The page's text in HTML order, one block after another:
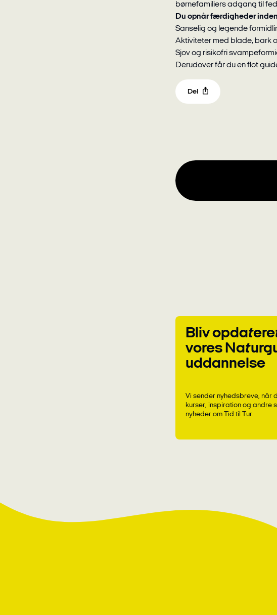
børnefamiliers adgang til
Du opnår færdigheder
Sanselig og legende
Aktiviteter med blade, bark
Sjov og risikofri
Derudover får du en flot
Del
Bliv
vores
uddannelse
Vi sender nyhedsbreve, når
kurser, inspiration og andre
nyheder om Tid til Tur.